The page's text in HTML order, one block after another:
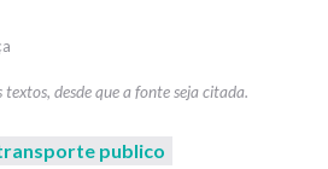
publico